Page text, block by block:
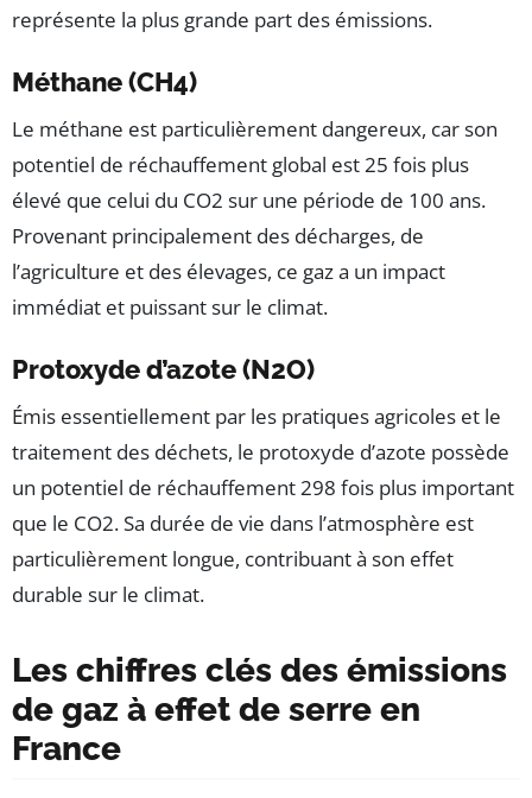
représente la plus grande part des émissions.
Méthane (CH4)
Le méthane est particulièrement dangereux, car son
potentiel de réchauffement global est 25 fois plus
élevé que celui du CO2 sur une période de 100 ans.
Provenant principalement des décharges, de
l’agriculture et des élevages, ce gaz a un impact
immédiat et puissant sur le climat.
Protoxyde d’azote (N2O)
Émis essentiellement par les pratiques agricoles et le
traitement des déchets, le protoxyde d’azote possède
un potentiel de réchauffement 298 fois plus important
que le CO2. Sa durée de vie dans l’atmosphère est
particulièrement longue, contribuant à son effet
durable sur le climat.
Les chiffres clés des émissions
de gaz à effet de serre en
France